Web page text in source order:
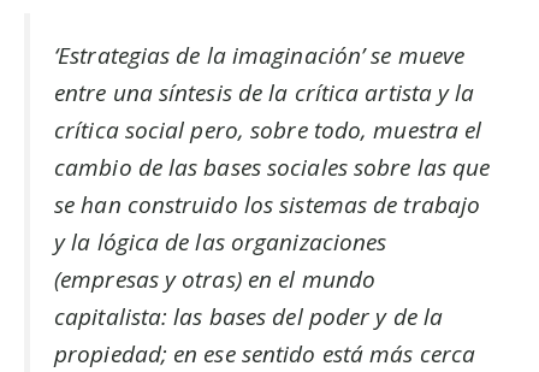
‘Estrategias de la imaginación’ se mueve
entre una síntesis de la crítica artista y la
crítica social pero, sobre todo, muestra el
cambio de las bases sociales sobre las que
se han construido los sistemas de trabajo
y la lógica de las organizaciones
(empresas y otras) en el mundo
capitalista: las bases del poder y de la
propiedad; en ese sentido está más cerca